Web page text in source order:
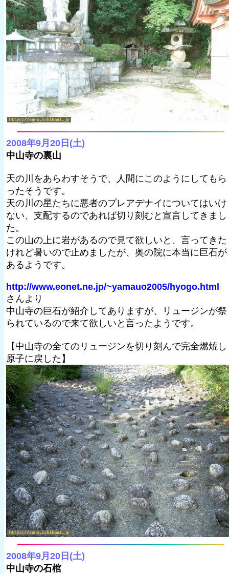
2008年9月20日(土)
中山寺の裏山
天の川をあらわすそうで、人間にこのようにしてもら
ったそうです。
天の川の星たちに悪者のプレアデナイについてはいけ
ない、支配するのであれば切り刻むと宣言してきまし
た。
この山の上に岩があるので見て欲しいと、言ってきた
けれど暑いので止めましたが、奥の院に本当に巨石が
あるようです。
http://www.eonet.ne.jp/~yamauo2005/hyogo.html
さんより
中山寺の巨石が紹介してありますが、リュージンが祭
られているので来て欲しいと言ったようです。
【中山寺の全てのリュージンを切り刻んで完全燃焼し
原子に戻した】
2008年9月20日(土)
中山寺の石棺